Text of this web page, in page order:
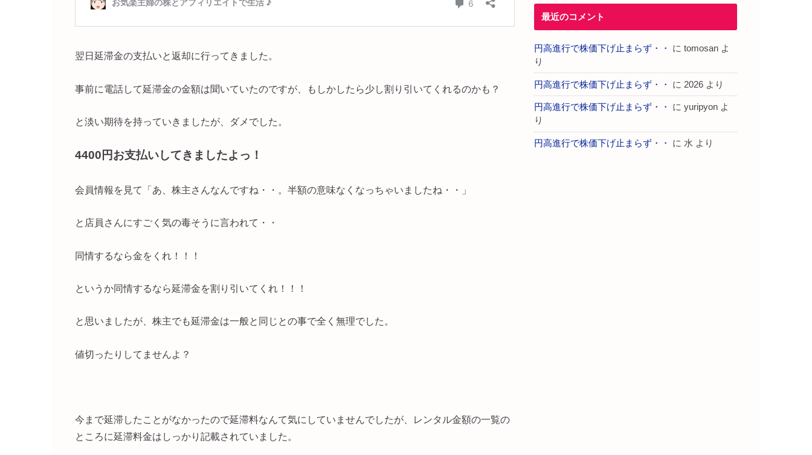
翌日延滞金の支払いと返却に行ってきました。
事前に電話して延滞金の金額は聞いていたのですが、もしかしたら少し割り引いてくれるのかも？
と淡い期待を持っていきましたが、ダメでした。
4400円お支払いしてきましたよっ！
会員情報を見て「あ、株主さんなんですね・・。半額の意味なくなっちゃいましたね・・」
と店員さんにすごく気の毒そうに言われて・・
同情するなら金をくれ！！！
というか同情するなら延滞金を割り引いてくれ！！！
と思いましたが、株主でも延滞金は一般と同じとの事で全く無理でした。
値切ったりしてませんよ？
今まで延滞したことがなかったので延滞料なんて気にしていませんでしたが、レンタル金額の一覧の
ところに延滞料金はしっかり記載されていました。
最近のコメント
円高進行で株価下げ止まらず・・ に tomosan よ
り
円高進行で株価下げ止まらず・・ に 2026 より
円高進行で株価下げ止まらず・・ に yuripyon よ
り
円高進行で株価下げ止まらず・・ に 水 より